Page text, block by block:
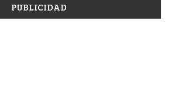
PUBLICIDAD